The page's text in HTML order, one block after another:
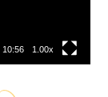
10:56 1.00x